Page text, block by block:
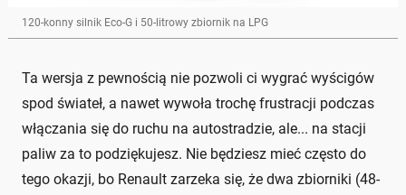
120-konny silnik Eco-G i 50-litrowy zbiornik na LPG
Ta wersja z pewnością nie pozwoli ci wygrać wyścigów
spod świateł, a nawet wywoła trochę frustracji podczas
włączania się do ruchu na autostradzie, ale... na stacji
paliw za to podziękujesz. Nie będziesz mieć często do
tego okazji, bo Renault zarzeka się, że dwa zbiorniki (48-